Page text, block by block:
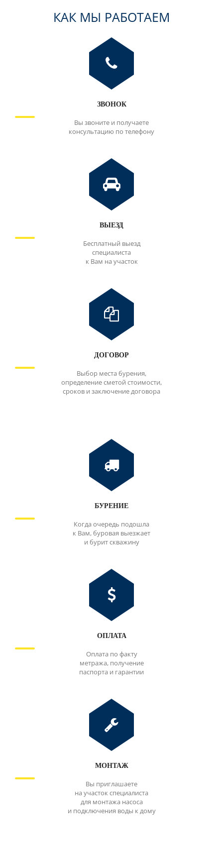
КАК МЫ РАБОТАЕМ
ЗВОНОК
Вы звоните и получаете
консультацию по телефону
ВЫЕЗД
Бесплатный выезд
специалиста
к Вам на участок
ДОГОВОР
Выбор места бурения,
определение сметой стоимости,
сроков и заключение договора
БУРЕНИЕ
Когда очередь подошла
к Вам, буровая выезжает
и бурит скважину
ОПЛАТА
Оплата по факту
метража, получение
паспорта и гарантии
МОНТАЖ
Вы приглашаете
на участок специалиста
для монтажа насоса
и подключения воды к дому